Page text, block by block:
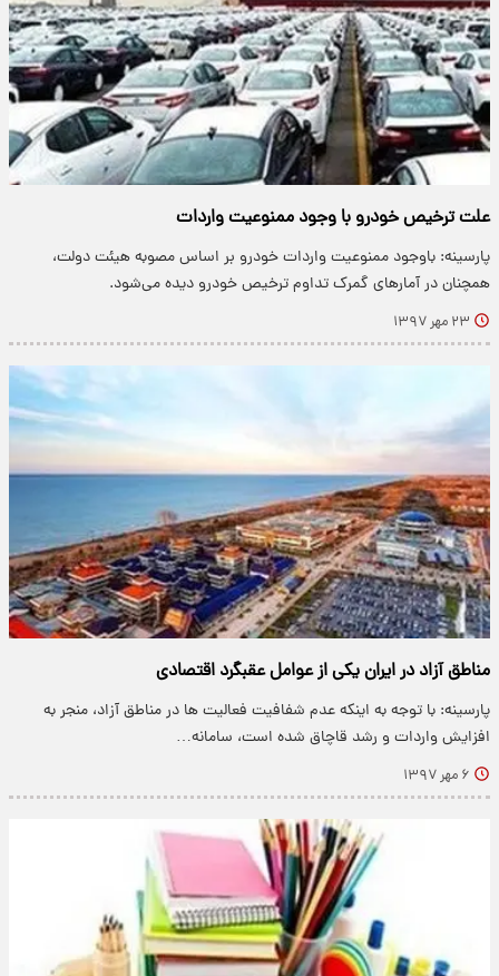
علت ترخیص خودرو با وجود ممنوعیت واردات
پارسینه: باوجود ممنوعیت واردات خودرو بر اساس مصوبه هیئت دولت،
همچنان در آمار‌های گمرک تداوم ترخیص خودرو دیده می‌شود.
۲۳ مهر ۱۳۹۷
مناطق آزاد در ایران یکی از عوامل عقبگرد اقتصادی
پارسینه: با توجه به اینکه عدم شفافیت فعالیت ها در مناطق آزاد، منجر به
افزایش واردات و رشد قاچاق شده است، سامانه…
۶ مهر ۱۳۹۷